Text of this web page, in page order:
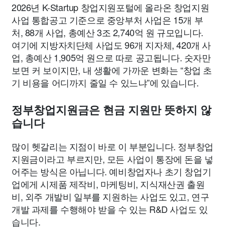
2026년 K-Startup 창업지원포털에 올라온 창업지원
사업 통합공고 기준으로 중앙부처 사업은 15개 부
처, 88개 사업, 총예산 3조 2,740억 원 규모입니다.
여기에 지방자치단체 사업도 96개 지자체, 420개 사
업, 총예산 1,905억 원으로 따로 공고됩니다. 숫자만
보면 커 보이지만, 내 생활에 가까운 변화는 “창업 초
기 비용을 어디까지 줄일 수 있느냐”에 있습니다.
정부창업지원금은 현금 지원만 뜻하지 않
습니다
많이 헷갈리는 지점이 바로 이 부분입니다. 정부창업
지원금이라고 부르지만, 모든 사업이 통장에 돈을 넣
어주는 방식은 아닙니다. 예비창업자나 초기 창업기
업에게 시제품 제작비, 마케팅비, 지식재산권 출원
비, 외주 개발비 일부를 지원하는 사업도 있고, 연구
개발 과제를 수행해야 받을 수 있는 R&D 사업도 있
습니다.